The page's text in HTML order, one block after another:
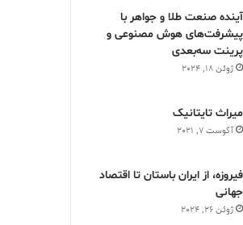
آینده صنعت طلا و جواهر با
پیشرفت‌های هوش مصنوعی و
پرینت سه‌بعدی
ژوئن 18, 2024
ميراث تايتانيک
آگوست 7, 2021
فیروزه، از ایران باستان تا اقتصاد
جهانی
ژوئن 26, 2024